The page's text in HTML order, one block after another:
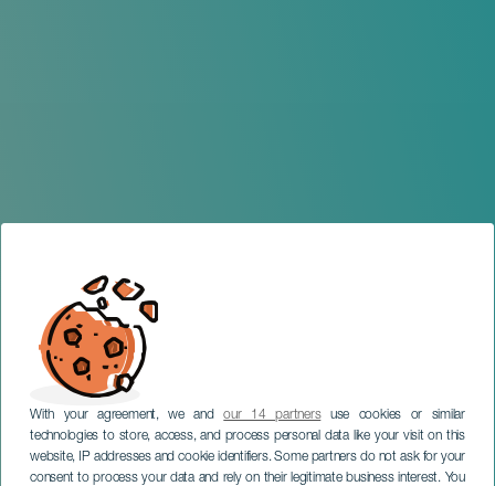
With your agreement, we andour 14 partnersuse cookies or similar
technologies to store, access, and process personal data like your visit on this
website, IP addresses and cookie identifiers. Some partners do not ask for your
consent to process your data and rely on their legitimate business interest. You